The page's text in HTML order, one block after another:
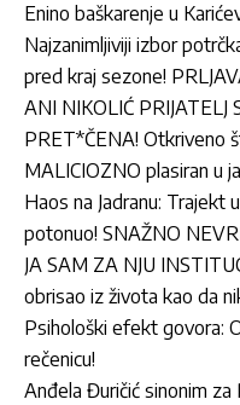
Enino baškarenje u
Najzanimljiviji izbor
pred kraj sezone!
ANI NIKOLIĆ PRIJATELJ
PRET*ČENA! Otkriveno
MALICIOZNO plasiran u
Haos na Jadranu: Trajekt
potonuo! SNAŽNO
JA SAM ZA NJU
obrisao iz života kao da
Psihološki efekt govora:
rečenicu!
Anđela Đuričić sinonim za